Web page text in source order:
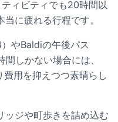
ィビティでも20時間以
に疲れる行程です。
やBaldiの午後パス
しかない場合には、
用を抑えつつ素晴らし
ッジや町歩きを詰め込む